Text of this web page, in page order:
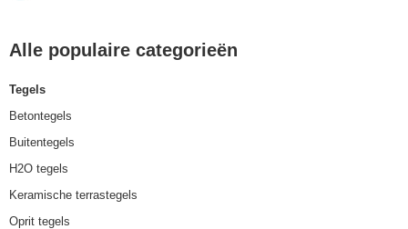
Alle populaire categorieën
Tegels
Betontegels
Buitentegels
H2O tegels
Keramische terrastegels
Oprit tegels